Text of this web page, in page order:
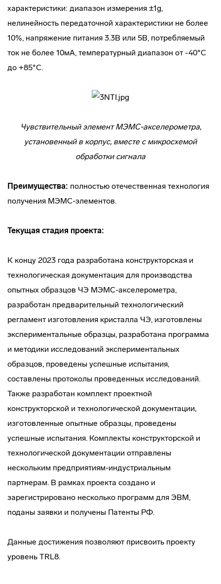
характеристики: диапазон измерения ±1g,
нелинейность передаточной характеристики не более
10%, напряжение питания 3.3В или 5В, потребляемый
ток не более 10мА, температурный диапазон от -40°С
до +85°С.
Чувствительный элемент МЭМС-акселерометра,
установенный в корпус, вместе с микросхемой
обработки сигнала
Преимущества: полностью отечественная технология
получения МЭМС-элементов.
Текущая стадия проекта:
К концу 2023 года разработана конструкторская и
технологическая документация для производства
опытных образцов ЧЭ МЭМС-акселерометра,
разработан предварительный технологический
регламент изготовления кристалла ЧЭ, изготовлены
экспериментальные образцы, разработана программа
и методики исследований экспериментальных
образцов, проведены успешные испытания,
составлены протоколы проведенных исследований.
Также разработан комплект проектной
конструкторской и технологической документации,
изготовленные опытные образцы, проведены
успешные испытания. Комплекты конструкторской и
технологической документации отправлены
нескольким предприятиям-индустриальным
партнерам. В рамках проекта создано и
зарегистрировано несколько программ для ЭВМ,
поданы заявки и получены Патенты РФ.
Данные достижения позволяют присвоить проекту
уровень TRL8.